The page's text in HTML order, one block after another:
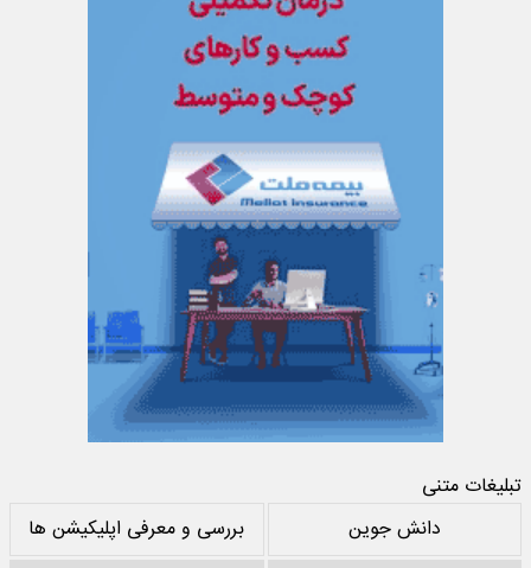
تبلیغات متنی
دانش جوین
بررسی و معرفی اپلیکیشن ها